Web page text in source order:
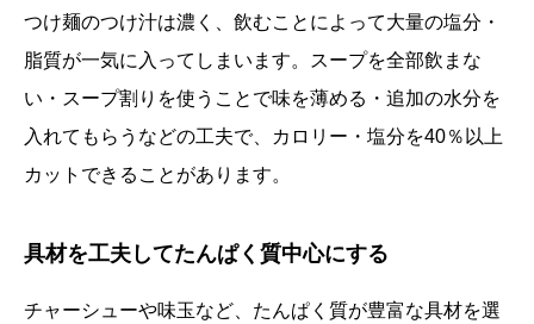
つけ麺のつけ汁は濃く、飲むことによって大量の塩分・
脂質が一気に入ってしまいます。スープを全部飲まな
い・スープ割りを使うことで味を薄める・追加の水分を
入れてもらうなどの工夫で、カロリー・塩分を40％以上
カットできることがあります。
具材を工夫してたんぱく質中心にする
チャーシューや味玉など、たんぱく質が豊富な具材を選